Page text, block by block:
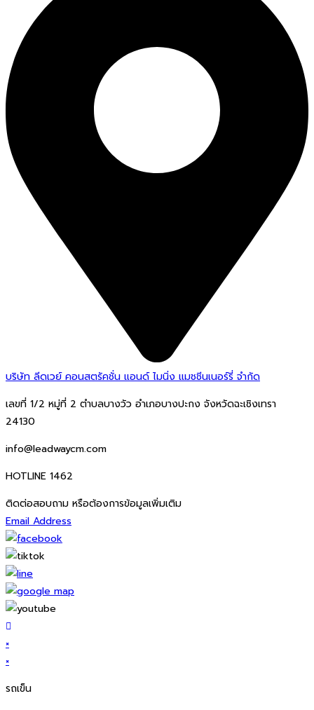
บริษัท ลีดเวย์ คอนสตรัคชั่น แอนด์ ไมนิ่ง แมชชีนเนอร์รี่ จำกัด
เลขที่ 1/2 หมู่ที่ 2 ตำบลบางวัว อำเภอบางปะกง จังหวัดฉะเชิงเทรา
24130
info@leadwaycm.com
HOTLINE 1462
ติดต่อสอบถาม หรือต้องการข้อมูลเพิ่มเติม
Email Address
×
×
รถเข็น